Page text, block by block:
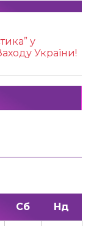
у
України!
Сб Нд